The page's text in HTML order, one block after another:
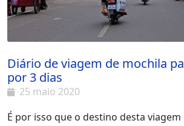
Diário de viagem de mochila
por 3 dias
25 maio 2020
É por isso que o destino desta viagem